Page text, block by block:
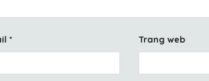
* Trang web